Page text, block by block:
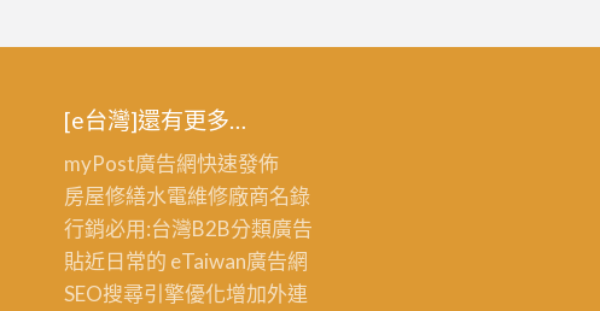
[e台灣]還有更多…
myPost廣告網快速發佈
房屋修繕水電維修廠商名錄
行銷必用:台灣B2B分類廣告
貼近日常的 eTaiwan廣告網
SEO搜尋引擎優化增加外連